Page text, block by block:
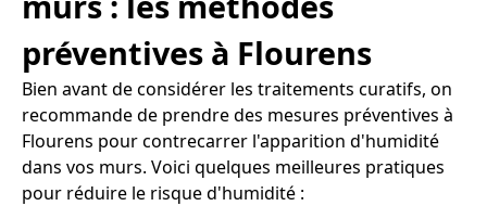
préventives à Flourens
Bien avant de considérer les traitements curatifs, on
recommande de prendre des mesures préventives à
Flourens pour contrecarrer l'apparition d'humidité
dans vos murs. Voici quelques meilleures pratiques
pour réduire le risque d'humidité :